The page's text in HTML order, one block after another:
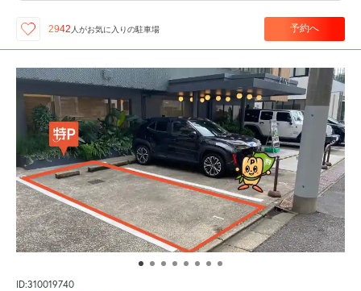
2942 人がお気に入りの駐車場 予約へ
ID:310019740